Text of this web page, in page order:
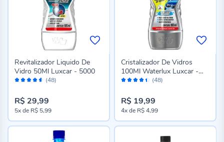
Avaliação: (48)
Revitalizador Liquido De
Vidro 50Ml Luxcar - 5000
R$ 29,99
5xde R$ 5,99
Avaliação: (48)
Cristalizador De Vidros
100Ml Waterlux Luxcar -
2597
R$ 19,99
4xde R$ 4,99